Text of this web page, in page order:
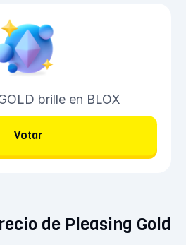
brille en BLOX
Votar
de Pleasing Gold